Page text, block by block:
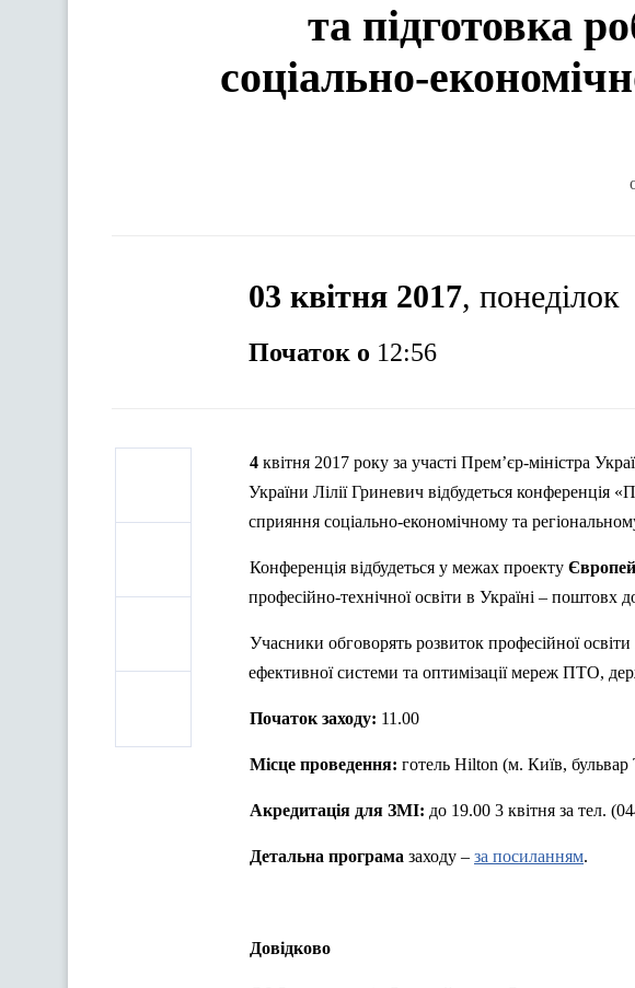
та підготовка
соціально-
03 квітня 2017, понеділок
Початок о 12:56
4 квітня 2017 року за участі Прем’єр-міністра
України Лілії Гриневич відбудеться конференція
сприяння соціально-економічному та
Конференція відбудеться у межах проекту
професійно-технічної освіти в Україні – поштовх
Учасники обговорять розвиток професійної
ефективної системи та оптимізації мереж ПТО,
Початок заходу: 11.00
Місце проведення: готель Hilton (м. Київ,
Акредитація для ЗМІ: до 19.00 3 квітня за тел.
Детальна програма заходу – за посиланням.
Довідково